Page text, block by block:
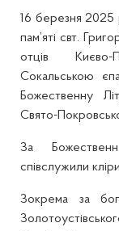
16 березня 2025
пам’яті свт.
отців Києво-
Сокальською
Божественну
Свято-
За
співслужили
Зокрема за